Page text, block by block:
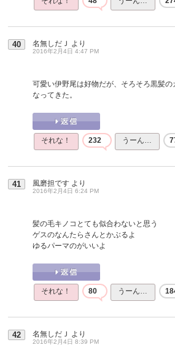
40 名無しだＪ より
2016年2月4日 4:47 PM
可愛い伊野尾は好物だが、そろそろ黒髪の
なってきた。
それな！ 232 うーん…
41 風磨担です より
2016年2月4日 6:24 PM
髪の毛キノコとても似合わないと思う
ゲスのなんたらさんとかぶるよ
ゆるパーマのがいいよ
それな！ 80 うーん…
42 名無しだＪ より
2016年2月4日 8:39 PM